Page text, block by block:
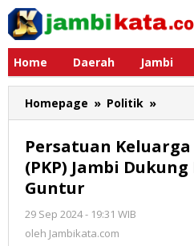
Lewati
konten
Home
Daerah Jambi
Homepage » Politik »
(PKP)
Jambi
Persatuan
(PKP) Jambi
Guntur
29 Sep 2024 - 19:31 WIB
oleh Jambikata.com